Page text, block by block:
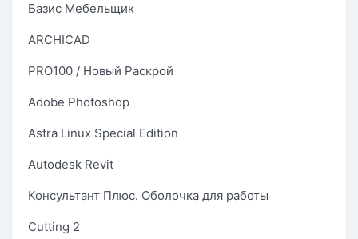
Базис Мебельщик
ARCHICAD
PRO100 / Новый Раскрой
Adobe Photoshop
Astra Linux Special Edition
Autodesk Revit
Консультант Плюс. Оболочка для работы
Cutting 2